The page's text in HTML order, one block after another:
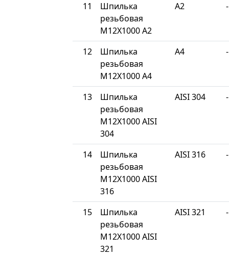
11
Шпилька
резьбовая
М12Х1000 A2
A2 -
12
Шпилька
резьбовая
М12Х1000 A4
A4 -
13
Шпилька
резьбовая
М12Х1000 AISI
304
AISI 304 -
14
Шпилька
резьбовая
М12Х1000 AISI
316
AISI 316 -
15
Шпилька
резьбовая
М12Х1000 AISI
321
AISI 321 -